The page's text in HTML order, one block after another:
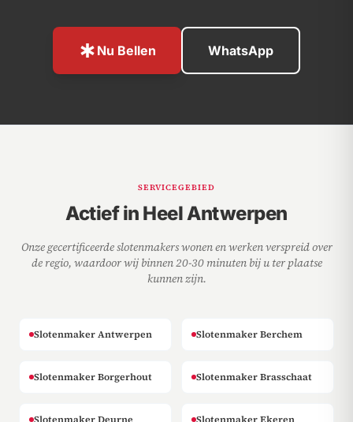
emergency Nu Bellen WhatsApp
SERVICEGEBIED
Actief in Heel Antwerpen
Onze gecertificeerde slotenmakers wonen en werken verspreid over
de regio, waardoor wij binnen 20-30 minuten bij u ter plaatse
kunnen zijn.
Slotenmaker Antwerpen Slotenmaker Berchem
Slotenmaker Borgerhout Slotenmaker Brasschaat
Slotenmaker Deurne Slotenmaker Ekeren